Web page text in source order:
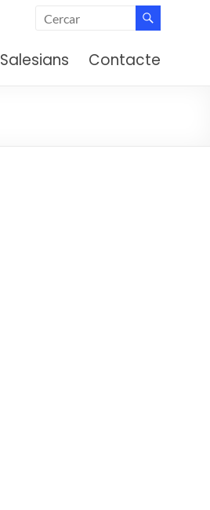
Salesians Contacte